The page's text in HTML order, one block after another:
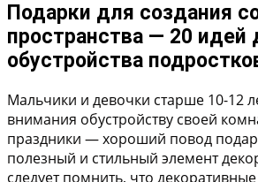
Подарки для создания
пространства — 20 идей
обустройства
Мальчики и девочки старше 10-12
внимания обустройству своей
праздники — хороший повод
полезный и стильный элемент
следует помнить, что